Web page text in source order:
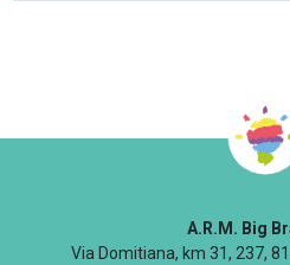
A.R.M. Big
Via Domitiana, km 31, 237,